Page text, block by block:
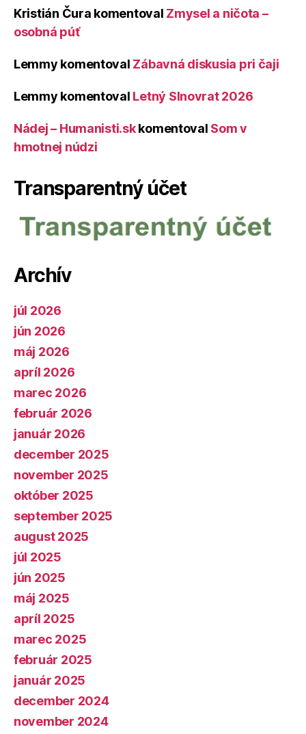
Kristián Čura komentoval Zmysel a ničota –
osobná púť
Lemmy komentoval Zábavná diskusia pri čaji
Lemmy komentoval Letný Slnovrat 2026
Nádej – Humanisti.skkomentoval Som v
hmotnej núdzi
Transparentný účet
Archív
júl 2026
jún 2026
máj 2026
apríl 2026
marec 2026
február 2026
január 2026
december 2025
november 2025
október 2025
september 2025
august 2025
júl 2025
jún 2025
máj 2025
apríl 2025
marec 2025
február 2025
január 2025
december 2024
november 2024